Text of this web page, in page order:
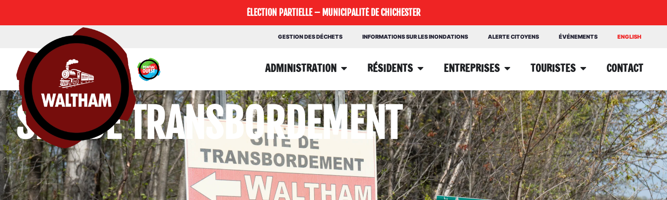
ÉLECTION PARTIELLE – MUNICIPALITÉ DE CHICHESTER
GESTION DES DÉCHETS INFORMATIONS SUR LES INONDATIONS ALERTE CITOYENS ÉVÉNEMENTS ENGLISH
ADMINISTRATION RÉSIDENTS ENTREPRISES TOURISTES CONTACT
SITE DE TRANSBORDEMENT